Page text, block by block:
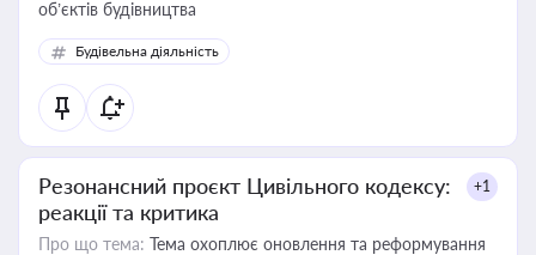
об’єктів будівництва
Будівельна діяльність
Резонансний проєкт Цивільного кодексу:
реакції та критика
+1
Про що тема: Тема охоплює оновлення та реформування